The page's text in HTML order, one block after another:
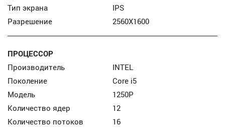
Тип экрана
IPS
Разрешение
2560X1600
ПРОЦЕССОР
Производитель
INTEL
Поколение
Core i5
Модель
1250P
Количество ядер
12
Количество потоков
16